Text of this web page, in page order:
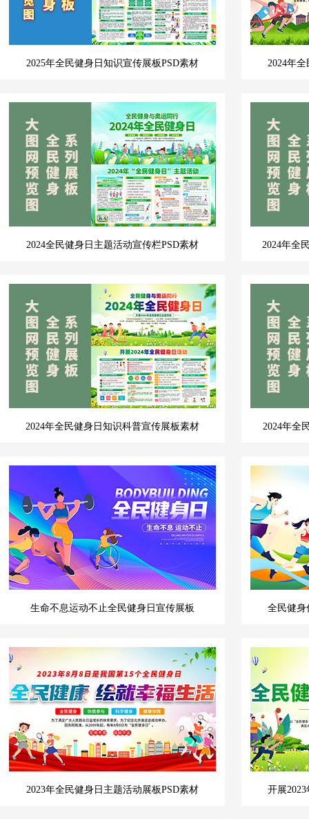
2025年全民健身日知识宣传展板PSD素材 2024年
2024全民健身日主题活动宣传栏PSD素材 2024年全
2024年全民健身日知识科普宣传展板素材 2024年全
生命不息运动不止全民健身日宣传展板 全民健身
2023年全民健身日主题活动展板PSD素材 开展